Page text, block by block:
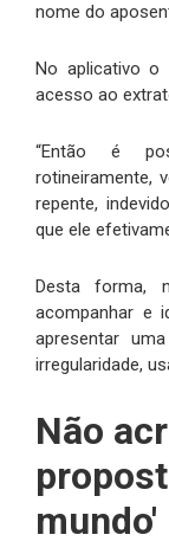
nome do
No aplicativo o
acesso ao
“Então é
rotineiramente,
repente,
que ele
Desta forma,
acompanhar e
apresentar
irregularidade,
Não
mundo'